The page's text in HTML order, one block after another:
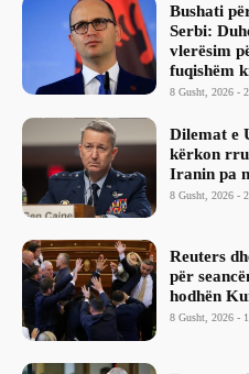
Bushati
Serbi:
vlerësim
fuqishëm
8 Gusht, 2026 -
Dilemat e
kërkon
Iranin pa
8 Gusht, 2026 -
Reuters
për
hodhën
8 Gusht, 2026 -